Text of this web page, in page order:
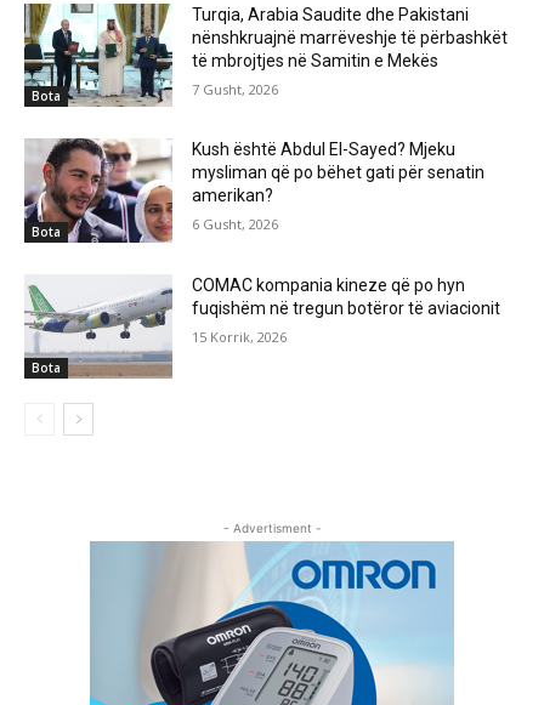
Bota
Turqia, Arabia Saudite dhe Pakistani
nënshkruajnë marrëveshje të përbashkët
të mbrojtjes në Samitin e Mekës
7 Gusht, 2026
Bota
Kush është Abdul El-Sayed? Mjeku
mysliman që po bëhet gati për senatin
amerikan?
6 Gusht, 2026
Bota
COMAC kompania kineze që po hyn
fuqishëm në tregun botëror të aviacionit
15 Korrik, 2026
- Advertisment -